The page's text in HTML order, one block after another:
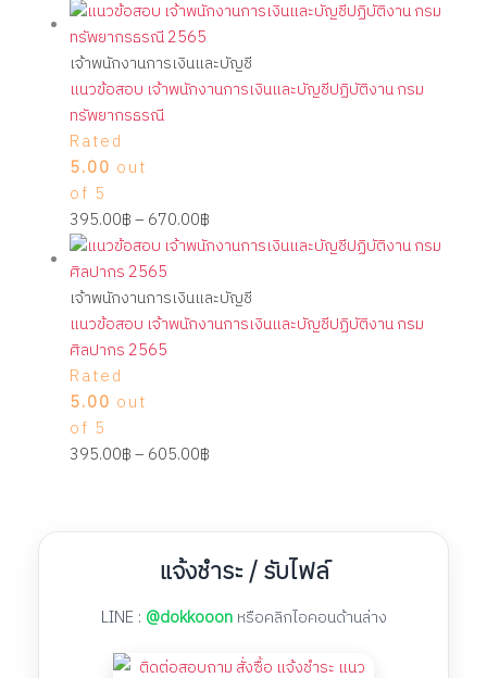
เจ้าพนักงานการเงินและบัญชี
แนวข้อสอบ เจ้าพนักงานการเงินและบัญชีปฏิบัติงาน กรม
ทรัพยากรธรณี
Rated
5.00 out
of 5
395.00฿– 670.00฿
เจ้าพนักงานการเงินและบัญชี
แนวข้อสอบ เจ้าพนักงานการเงินและบัญชีปฏิบัติงาน กรม
ศิลปากร 2565
Rated
5.00 out
of 5
395.00฿– 605.00฿
แจ้งชำระ / รับไฟล์
LINE : @dokkooon หรือคลิกไอคอนด้านล่าง